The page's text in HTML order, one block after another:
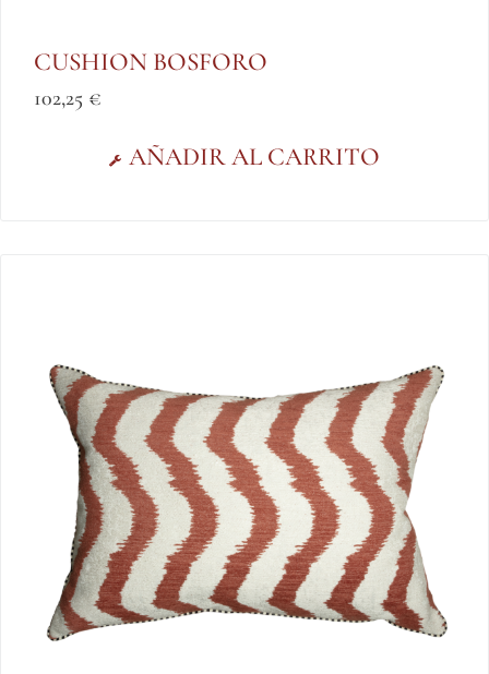
CUSHION BOSFORO
102,25 €
AÑADIR AL CARRITO